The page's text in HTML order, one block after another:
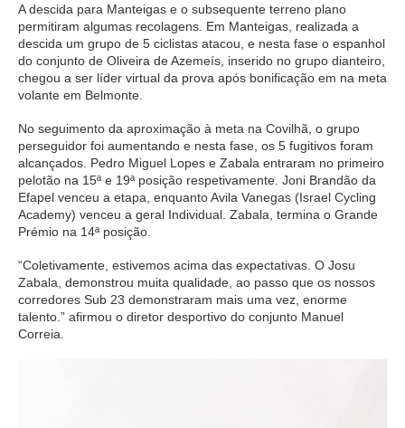
A descida para Manteigas e o subsequente terreno plano
permitiram algumas recolagens. Em Manteigas, realizada a
descida um grupo de 5 ciclistas atacou, e nesta fase o espanhol
do conjunto de Oliveira de Azemeís, inserido no grupo dianteiro,
chegou a ser líder virtual da prova após bonificação em na meta
volante em Belmonte.
No seguimento da aproximação à meta na Covilhã, o grupo
perseguidor foi aumentando e nesta fase, os 5 fugitivos foram
alcançados. Pedro Miguel Lopes e Zabala entraram no primeiro
pelotão na 15ª e 19ª posição respetivamente. Joni Brandão da
Efapel venceu a etapa, enquanto Avila Vanegas (Israel Cycling
Academy) venceu a geral Individual. Zabala, termina o Grande
Prémio na 14ª posição.
“Coletivamente, estivemos acima das expectativas. O Josu
Zabala, demonstrou muita qualidade, ao passo que os nossos
corredores Sub 23 demonstraram mais uma vez, enorme
talento.” afirmou o diretor desportivo do conjunto Manuel
Correia.